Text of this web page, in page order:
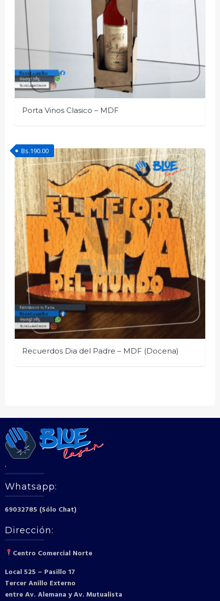
Porta Vinos Clasico – MDF
Recuerdos Dia del Padre – MDF (Docena)
Bs.190.00
.
Whatsapp:
69032785 (Sólo Chat)
Dirección:
Centro Comercial Norte
Local 525 – Pasillo 17
Tercer Anillo Externo
entre Av. Alemana y Av. Mutualista